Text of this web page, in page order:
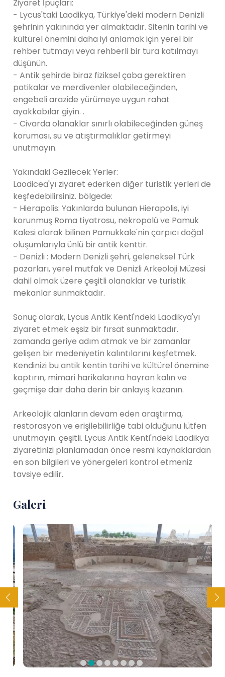
Ziyaret İpuçları:
- Lycus'taki Laodikya, Türkiye'deki modern Denizli
şehrinin yakınında yer almaktadır. Sitenin tarihi ve
kültürel önemini daha iyi anlamak için yerel bir
rehber tutmayı veya rehberli bir tura katılmayı
düşünün.
- Antik şehirde biraz fiziksel çaba gerektiren
patikalar ve merdivenler olabileceğinden,
engebeli arazide yürümeye uygun rahat
ayakkabılar giyin. .
- Civarda olanaklar sınırlı olabileceğinden güneş
koruması, su ve atıştırmalıklar getirmeyi
unutmayın.
Yakındaki Gezilecek Yerler:
Laodicea'yı ziyaret ederken diğer turistik yerleri de
keşfedebilirsiniz. bölgede:
- Hierapolis: Yakınlarda bulunan Hierapolis, iyi
korunmuş Roma tiyatrosu, nekropolü ve Pamuk
Kalesi olarak bilinen Pamukkale'nin çarpıcı doğal
oluşumlarıyla ünlü bir antik kenttir.
- Denizli : Modern Denizli şehri, geleneksel Türk
pazarları, yerel mutfak ve Denizli Arkeoloji Müzesi
dahil olmak üzere çeşitli olanaklar ve turistik
mekanlar sunmaktadır.
Sonuç olarak, Lycus Antik Kenti'ndeki Laodikya'yı
ziyaret etmek eşsiz bir fırsat sunmaktadır.
zamanda geriye adım atmak ve bir zamanlar
gelişen bir medeniyetin kalıntılarını keşfetmek.
Kendinizi bu antik kentin tarihi ve kültürel önemine
kaptırın, mimari harikalarına hayran kalın ve
geçmişe dair daha derin bir anlayış kazanın.
Arkeolojik alanların devam eden araştırma,
restorasyon ve erişilebilirliğe tabi olduğunu lütfen
unutmayın. çeşitli. Lycus Antik Kenti'ndeki Laodikya
ziyaretinizi planlamadan önce resmi kaynaklardan
en son bilgileri ve yönergeleri kontrol etmeniz
tavsiye edilir.
Galeri